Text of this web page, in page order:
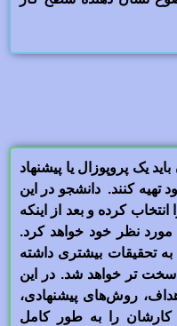
یک پروپوزال یا پیشنهاد
تهیه کنند. دانشجو در این
کرده و بعد از اینکه
مورد نظر خود خواهد کرد.
تحقیقات بیشتری داشته
سخت تر خواهد شد. در این
اهداف، روش‌های پیشنهادی،
کارشان را به طور کامل